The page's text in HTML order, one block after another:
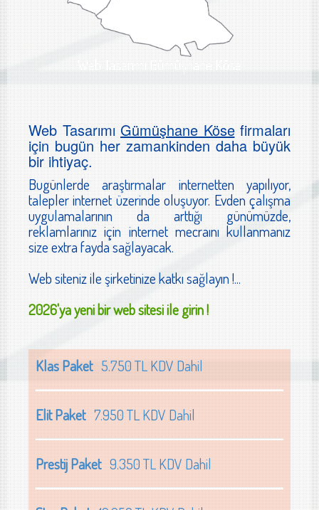
Web Tasarımı Gümüşhane Köse
Web TasarımıGümüşhane Kösefirmaları
için bugün her zamankinden daha büyük
bir ihtiyaç.
Bugünlerde araştırmalar internetten yapılıyor,
talepler internet üzerinde oluşuyor. Evden çalışma
uygulamalarının da arttığı günümüzde,
reklamlarınız için internet mecraını kullanmanız
size extra fayda sağlayacak.
Web siteniz ile şirketinize katkı sağlayın !...
2026'ya yeni bir web sitesi ile girin !
Klas Paket5.750 TL KDV Dahil
Elit Paket7.950 TL KDV Dahil
Prestij Paket9.350 TL KDV Dahil